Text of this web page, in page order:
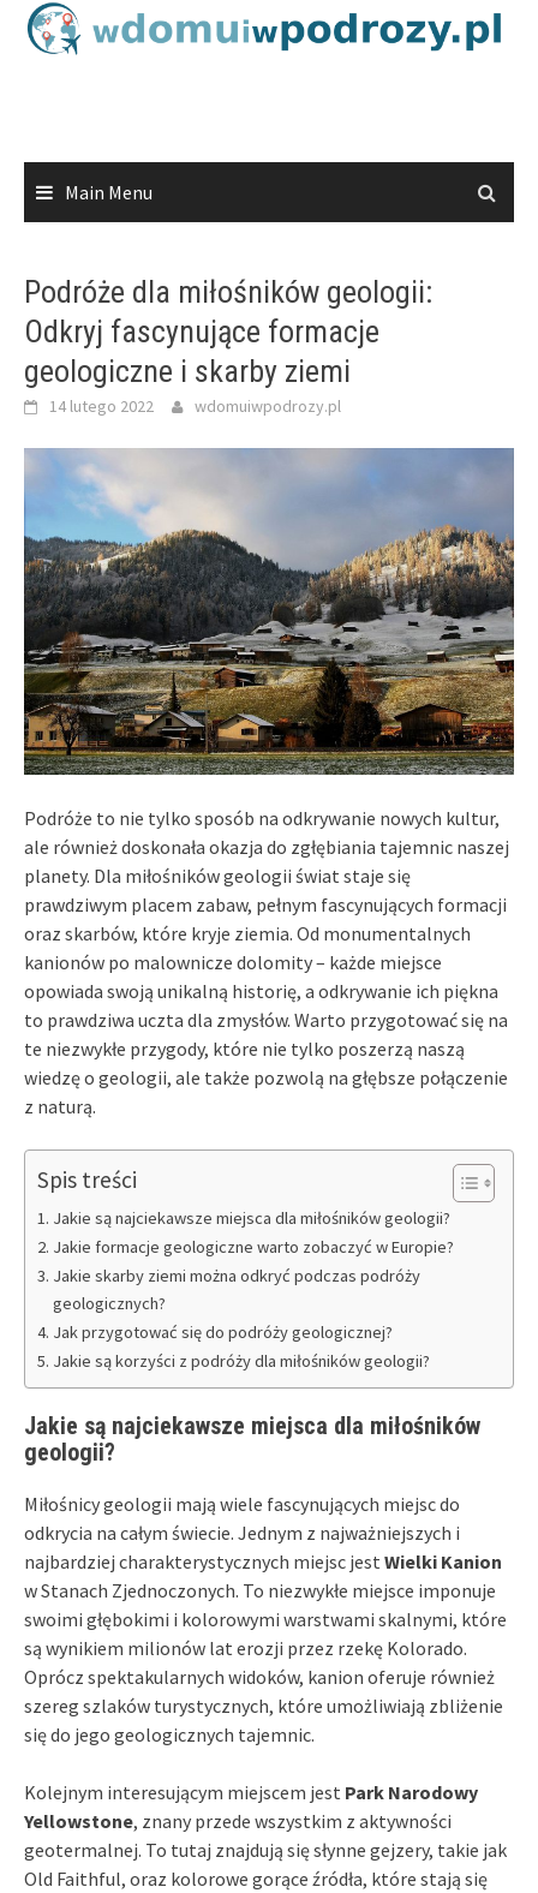
Skip
Main Menu
Podróże dla miłośników geologii:
Odkryj fascynujące formacje
geologiczne i skarby ziemi
14 lutego 2022 wdomuiwpodrozy.pl
Podróże to nie tylko sposób na odkrywanie nowych kultur,
ale również doskonała okazja do zgłębiania tajemnic naszej
planety. Dla miłośników geologii świat staje się
prawdziwym placem zabaw, pełnym fascynujących formacji
oraz skarbów, które kryje ziemia. Od monumentalnych
kanionów po malownicze dolomity – każde miejsce
opowiada swoją unikalną historię, a odkrywanie ich piękna
to prawdziwa uczta dla zmysłów. Warto przygotować się na
te niezwykłe przygody, które nie tylko poszerzą naszą
wiedzę o geologii, ale także pozwolą na głębsze połączenie
z naturą.
Spis treści
Jakie są najciekawsze miejsca dla miłośników geologii?
Jakie formacje geologiczne warto zobaczyć w Europie?
Jakie skarby ziemi można odkryć podczas podróży
geologicznych?
Jak przygotować się do podróży geologicznej?
Jakie są korzyści z podróży dla miłośników geologii?
Jakie są najciekawsze miejsca dla miłośników
geologii?
Miłośnicy geologii mają wiele fascynujących miejsc do
odkrycia na całym świecie. Jednym z najważniejszych i
najbardziej charakterystycznych miejsc jest Wielki Kanion
w Stanach Zjednoczonych. To niezwykłe miejsce imponuje
swoimi głębokimi i kolorowymi warstwami skalnymi, które
są wynikiem milionów lat erozji przez rzekę Kolorado.
Oprócz spektakularnych widoków, kanion oferuje również
szereg szlaków turystycznych, które umożliwiają zbliżenie
się do jego geologicznych tajemnic.
Kolejnym interesującym miejscem jest Park Narodowy
Yellowstone, znany przede wszystkim z aktywności
geotermalnej. To tutaj znajdują się słynne gejzery, takie jak
Old Faithful, oraz kolorowe gorące źródła, które stają się